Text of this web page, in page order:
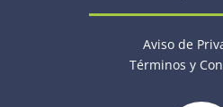
Aviso de
Términos y